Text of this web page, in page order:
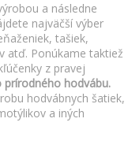
a následne
najväčší výber
tašiek,
atď. Ponúkame taktiež
z pravej
prírodného hodvábu.
hodvábnych šatiek,
a iných